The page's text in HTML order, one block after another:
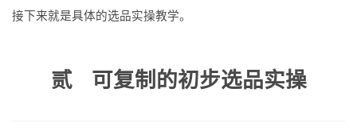
接下来就是具体的选品实操教学。
贰 可复制的初步选品实操